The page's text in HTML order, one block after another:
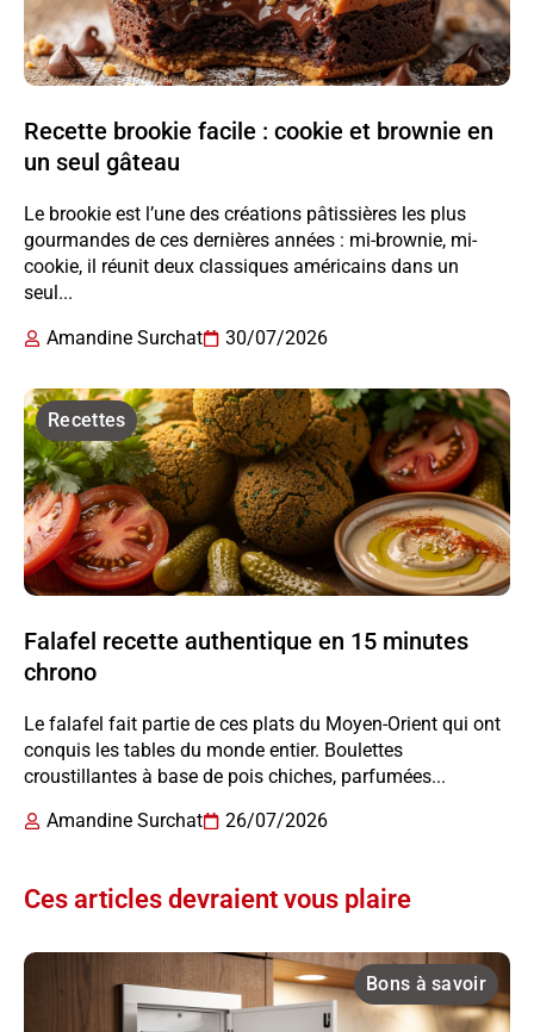
Recette brookie facile : cookie et brownie en
un seul gâteau
Le brookie est l’une des créations pâtissières les plus
gourmandes de ces dernières années : mi-brownie, mi-
cookie, il réunit deux classiques américains dans un
seul...
Amandine Surchat
30/07/2026
Recettes
Falafel recette authentique en 15 minutes
chrono
Le falafel fait partie de ces plats du Moyen-Orient qui ont
conquis les tables du monde entier. Boulettes
croustillantes à base de pois chiches, parfumées...
Amandine Surchat
26/07/2026
Ces articles devraient vous plaire
Bons à savoir